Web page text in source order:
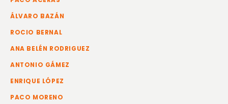
ÁLVARO BAZÁN
ROCIO BERNAL
ANA BELÉN RODRIGUEZ
ANTONIO GÁMEZ
ENRIQUE LÓPEZ
PACO MORENO